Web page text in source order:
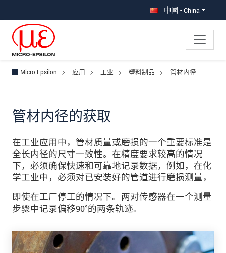
中國 - China
Micro-Epsilon 应用 工业 塑料制品 管材内径
管材内径的获取
在工业应用中，管材质量或磨损的一个重要标准是
全长内径的尺寸一致性。在精度要求较高的情况
下，必须确保快速和可靠地记录数据，例如，在化
学工业中，必须对已安装好的管道进行磨损测量，
即使在工厂停工的情况下。两对传感器在一个测量
步骤中记录偏移90°的两条轨迹。